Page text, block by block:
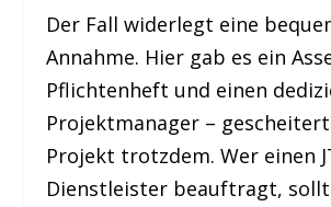
Der Fall widerlegt eine
Annahme. Hier gab es ein
Pflichtenheft und einen
Projektmanager –
Projekt trotzdem. Wer einen
Dienstleister beauftragt,